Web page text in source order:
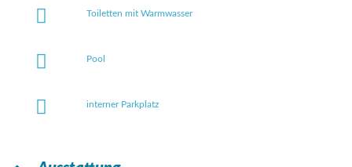
Toiletten mit Warmwasser
Pool
interner Parkplatz